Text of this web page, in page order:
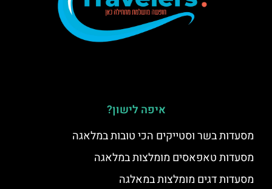
איפה לישון?
מסעדות בשר וסטייקים הכי טובות במלאגה
מסעדות טאפאסים מומלצות במלאגה
מסעדות דגים מומלצות במאלגה